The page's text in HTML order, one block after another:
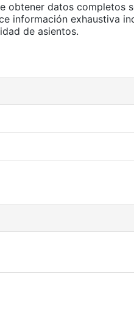
obtener datos
información exhaustiva
de asientos.